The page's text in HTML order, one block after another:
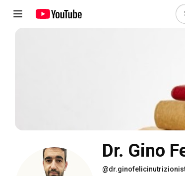
Dr. Gino